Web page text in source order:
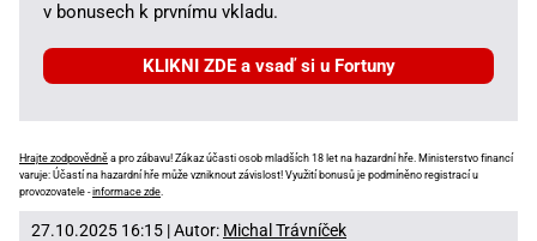
v bonusech k prvnímu vkladu.
KLIKNI ZDE a vsaď si u Fortuny
Hrajte zodpovědně a pro zábavu! Zákaz účasti osob mladších 18 let na hazardní hře. Ministerstvo financí
varuje: Účastí na hazardní hře může vzniknout závislost! Využití bonusů je podmíněno registrací u
provozovatele -informace zde
27.10.2025 16:15 | Autor: Michal Trávníček